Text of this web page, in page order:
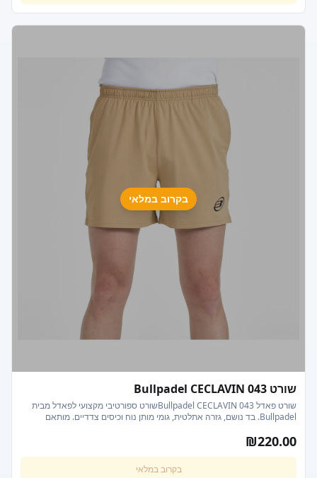
בקרוב במלאי
שורט Bullpadel CECLAVIN 043
שורט פאדל Bullpadel CECLAVIN 043שורט ספורטיבי מקצועי לפאדל מבית
Bullpadel. בד נושם, גזרה אתלטית, גומי מותן נוח וכיסים צדדיים. מותאם
לחות קולקציה: SS26
₪220.00
בקרוב במלאי